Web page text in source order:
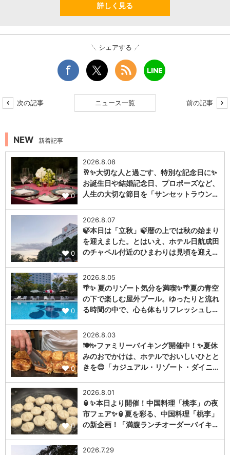
詳しく見る
シェアする
次の記事 ニュース一覧 前の記事
NEW 新着記事
0
2026.8.08
🥂✨大切な人と過ごす、特別な記念日に✨
お誕生日や結婚記念日、プロポーズなど、
人生の大切な節目を「サンセットラウン…
0
2026.8.07
🍃本日は「立秋」🍃暦の上では秋の始まり
を迎えました。とはいえ、ホテル日航成田
のチャペル付近のひまわりは見頃を迎え…
0
2026.8.05
🌴✨ 夏のリゾート気分を満喫✨🌴夏の青空
の下で楽しむ屋外プール。ゆったりと流れ
る時間の中で、心も体もリフレッシュし…
0
2026.8.03
🍽️✨ファミリーバイキング開催中！✨夏休
みのおでかけは、ホテルでおいしいひとと
きを😊「カジュアル・リゾート・ダイニ…
0
2026.8.01
🏮✨本日より開催！中国料理「桃李」の夜
市フェア✨🏮夏を彩る、中国料理「桃李」
の新企画！「満腹ランチオーダーバイキ…
2026.7.29